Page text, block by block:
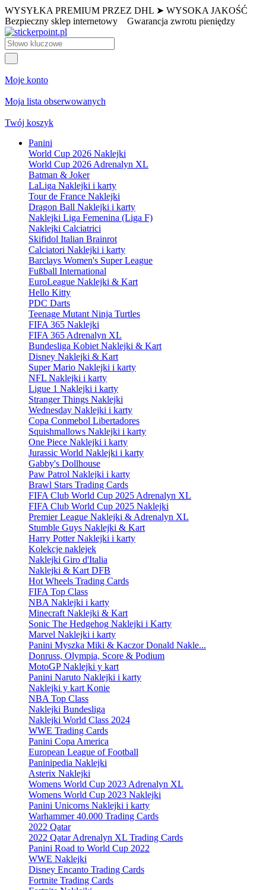
WYSYŁKA PREMIUM PRZEZ DHL ➤ WYSOKA JAKOŚĆ
Bezpieczny sklep internetowy Gwarancja zwrotu pieniędzy
Moje konto
Moja lista obserwowanych
Twój koszyk
Panini
World Cup 2026 Naklejki
World Cup 2026 Adrenalyn XL
Batman & Joker
LaLiga Naklejki i karty
Tour de France Naklejki
Dragon Ball Naklejki i karty
Naklejki Liga Femenina (Liga F)
Naklejki Calciatrici
Skifidol Italian Brainrot
Calciatori Naklejki i karty
Barclays Women's Super League
Fußball International
EuroLeague Naklejki & Kart
Hello Kitty
PDC Darts
Teenage Mutant Ninja Turtles
FIFA 365 Naklejki
FIFA 365 Adrenalyn XL
Bundesliga Kobiet Naklejki & Kart
Disney Naklejki & Kart
Super Mario Naklejki i karty
NFL Naklejki i karty
Ligue 1 Naklejki i karty
Stranger Things Naklejki
Wednesday Naklejki i karty
Copa Conmebol Libertadores
Squishmallows Naklejki i karty
One Piece Naklejki i karty
Jurassic World Naklejki i karty
Gabby's Dollhouse
Paw Patrol Naklejki i karty
Brawl Stars Trading Cards
FIFA Club World Cup 2025 Adrenalyn XL
FIFA Club World Cup 2025 Naklejki
Premier League Naklejki & Adrenalyn XL
Stumble Guys Naklejki & Kart
Harry Potter Naklejki i karty
Kolekcje naklejek
Naklejki Giro d'Italia
Naklejki & Kart DFB
Hot Wheels Trading Cards
FIFA Top Class
NBA Naklejki i karty
Minecraft Naklejki & Kart
Sonic The Hedgehog Naklejki i Karty
Marvel Naklejki i karty
Panini Myszka Miki & Kaczor Donald Nakle...
Donruss, Olympia, Score & Podium
MotoGP Naklejki y kart
Panini Naruto Naklejki i karty
Naklejki y kart Konie
NBA Top Class
Naklejki Bundesliga
Naklejki World Class 2024
WWE Trading Cards
Panini Copa America
European League of Football
Paninipedia Naklejki
Asterix Naklejki
Womens World Cup 2023 Adrenalyn XL
Womens World Cup 2023 Naklejki
Panini Unicorns Naklejki i karty
Warhammer 40.000 Trading Cards
2022 Qatar
2022 Qatar Adrenalyn XL Trading Cards
Panini Road to World Cup 2022
WWE Naklejki
Disney Encanto Trading Cards
Fortnite Trading Cards